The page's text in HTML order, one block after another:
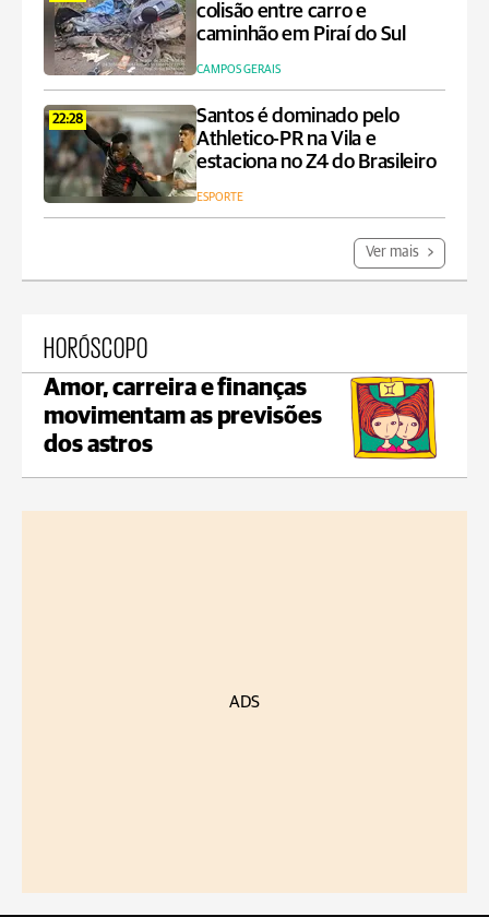
colisão entre carro e
caminhão em Piraí do Sul
CAMPOS GERAIS
22:28
Santos é dominado pelo
Athletico-PR na Vila e
estaciona no Z4 do Brasileiro
ESPORTE
Ver mais
HORÓSCOPO
Amor, carreira e finanças
movimentam as previsões
dos astros
ADS